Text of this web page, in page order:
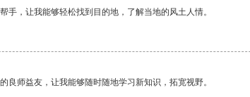
手，让我能够轻松找到目的地，了解当地的风土人情。
良师益友，让我能够随时随地学习新知识，拓宽视野。